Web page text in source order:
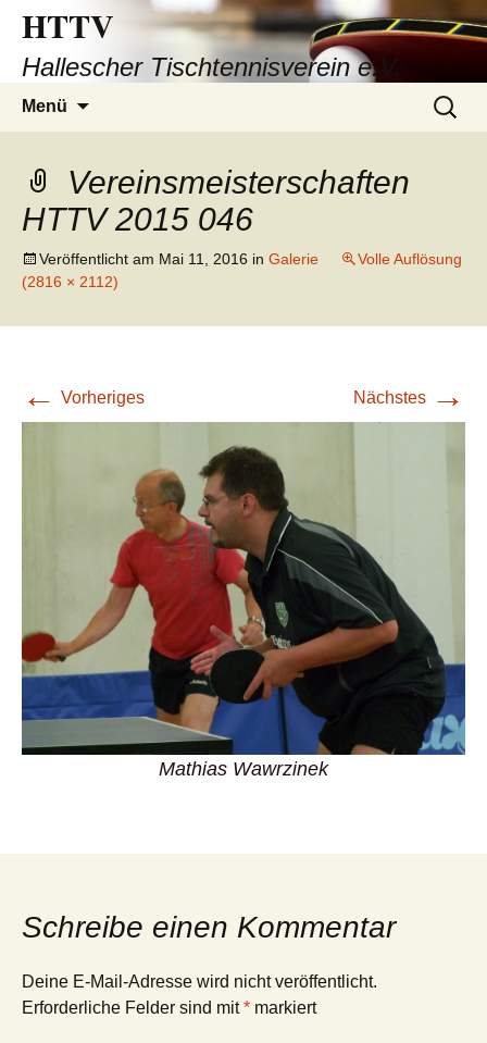
HTTV
Hallescher Tischtennisverein e.V.
Menü
Suchen
nach:
Vereinsmeisterschaften
HTTV 2015 046
Veröffentlicht am Mai 11, 2016 in Galerie
Volle Auflösung
(2816 × 2112)
← Vorheriges Nächstes →
Mathias Wawrzinek
Schreibe einen Kommentar
Deine E-Mail-Adresse wird nicht veröffentlicht.
Erforderliche Felder sind mit* markiert